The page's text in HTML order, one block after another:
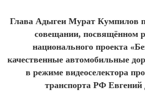
Глава Адыгеи Мурат Кумпилов
совещании, посвящённом
национального проекта
качественные автомобильные
в режиме видеоселектора
транспорта РФ Евгений